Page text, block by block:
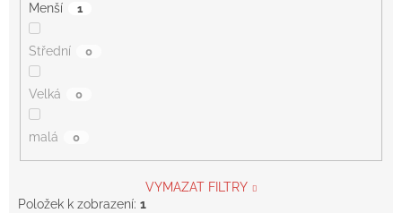
Menší 1
Střední 0
Velká 0
malá 0
VYMAZAT FILTRY
Položek k zobrazení: 1